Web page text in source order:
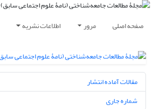
صفحه اصلی مرور اطلاعات نشریه
مقالات آماده انتشار
شماره جاری